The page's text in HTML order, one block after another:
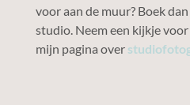
voor aan de muur? Boek
studio. Neem een kijkje
mijn pagina over